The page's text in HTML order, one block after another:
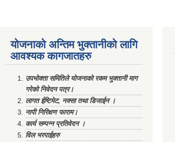
योजनाको अन्तिम भुक्तानीको लागि
आवश्यक कागजातहरु
उपभोक्ता समितिले योजनाको रकम भुक्तानी माग
गरेको निवेदन पत्र।
लागत ईष्टिमेट, नक्सा तथा डिजाईन ।
नापी निरिक्षण फाराम।
कार्य सम्पन्न प्रतिवेदन ।
विल भरपाईहरु